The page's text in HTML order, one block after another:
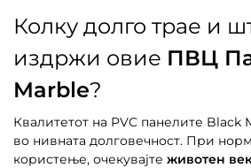
Колку долго трае и
издржи овие ПВЦ
Marble?
Квалитетот на PVC панелите Black
во нивната долговечност. При
користење, очекувајте животен